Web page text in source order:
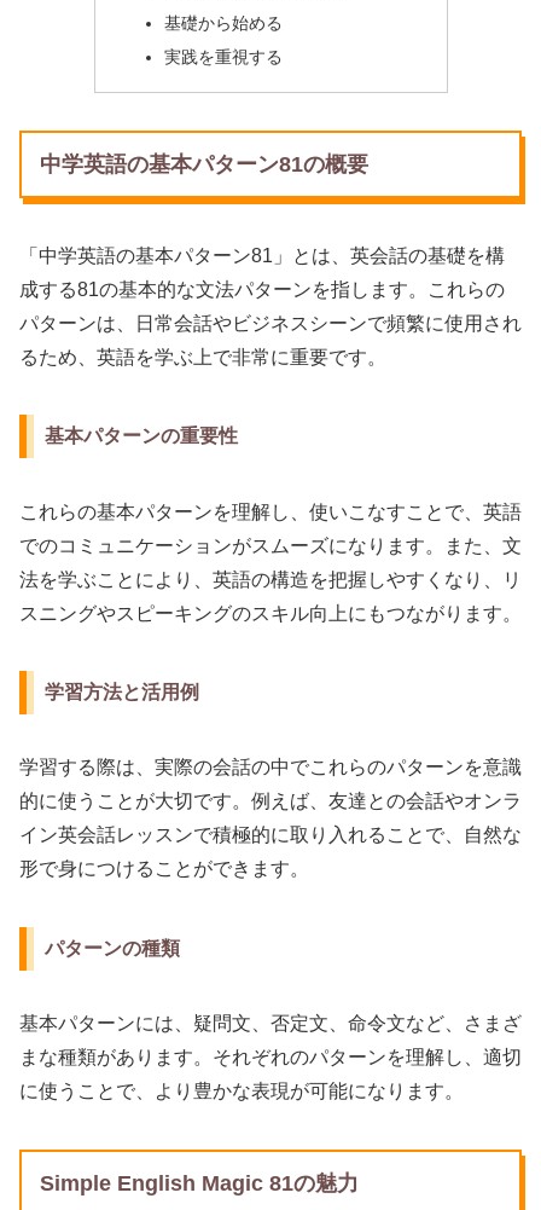
基礎から始める
実践を重視する
中学英語の基本パターン81の概要
「中学英語の基本パターン81」とは、英会話の基礎を構
成する81の基本的な文法パターンを指します。これらの
パターンは、日常会話やビジネスシーンで頻繁に使用され
るため、英語を学ぶ上で非常に重要です。
基本パターンの重要性
これらの基本パターンを理解し、使いこなすことで、英語
でのコミュニケーションがスムーズになります。また、文
法を学ぶことにより、英語の構造を把握しやすくなり、リ
スニングやスピーキングのスキル向上にもつながります。
学習方法と活用例
学習する際は、実際の会話の中でこれらのパターンを意識
的に使うことが大切です。例えば、友達との会話やオンラ
イン英会話レッスンで積極的に取り入れることで、自然な
形で身につけることができます。
パターンの種類
基本パターンには、疑問文、否定文、命令文など、さまざ
まな種類があります。それぞれのパターンを理解し、適切
に使うことで、より豊かな表現が可能になります。
Simple English Magic 81の魅力